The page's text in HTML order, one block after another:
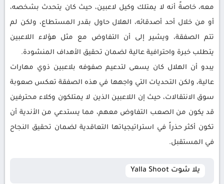
معه، خاصةً أنه لا يمتلك وكيل لاعبين، حيث كان يتحدث بشخصه،
أو من خلال أحد أصدقائه، الهلال حاول بقدر المستطاع، ولكن لم
تتم الصفقة، ويشير إلى أن التفاوض مع مثل هؤلاء اللاعبين
يتطلب خبرة واحترافية عالية لضمان تحقيق الأهداف المنشودة.
يبدو أن الهلال كان يسعى لتدعيم صفوفه بلاعبين ذوي مهارات
عالية، ولكن التحديات التي واجهها في هذه الصفقة تعكس صعوبة
سوق الانتقالات، حيث إن اللاعبين الذين لا يمتلكون وكلاء محترفين
قد يكون من الصعب التفاوض معهم، مما يستدعي من الأندية أن
تكون أكثر حذراً في استراتيجياتها التعاقدية لضمان تحقيق النجاح
في المستقبل.
يلا شوت Yalla Shoot